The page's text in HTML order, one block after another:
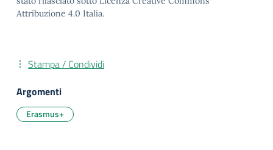
Attribuzione 4.0 Italia.
Stampa / Condividi
Argomenti
Erasmus+